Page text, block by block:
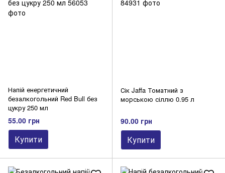
Напій енергетичний
безалкогольний Red Bull без
цукру 250 мл
55.00 грн
Купити
Сік Jaffa Томатний з
морською сіллю 0.95 л
90.00 грн
Купити